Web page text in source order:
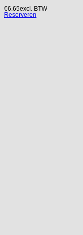
€6.65excl. BTW
Reserveren